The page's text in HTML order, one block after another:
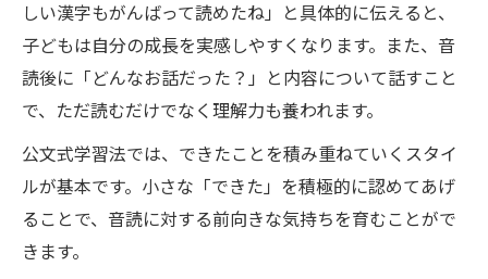
しい漢字もがんばって読めたね」と具体的に伝えると、
子どもは自分の成長を実感しやすくなります。また、音
読後に「どんなお話だった？」と内容について話すこと
で、ただ読むだけでなく理解力も養われます。
公文式学習法では、できたことを積み重ねていくスタイ
ルが基本です。小さな「できた」を積極的に認めてあげ
ることで、音読に対する前向きな気持ちを育むことがで
きます。